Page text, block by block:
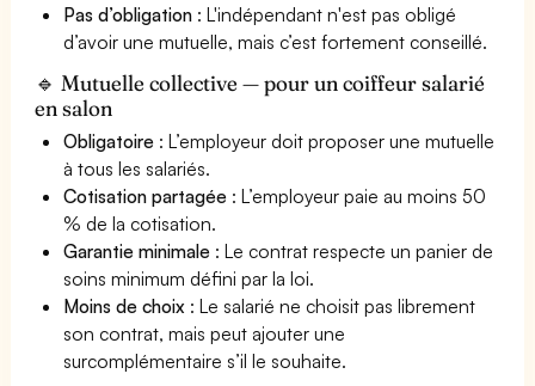
Pas d’obligation : L'indépendant n'est pas obligé
d’avoir une mutuelle, mais c’est fortement conseillé.
🔹 Mutuelle collective — pour un coiffeur salarié
en salon
Obligatoire : L’employeur doit proposer une mutuelle
à tous les salariés.
Cotisation partagée : L’employeur paie au moins 50
% de la cotisation.
Garantie minimale : Le contrat respecte un panier de
soins minimum défini par la loi.
Moins de choix : Le salarié ne choisit pas librement
son contrat, mais peut ajouter une
surcomplémentaire s’il le souhaite.